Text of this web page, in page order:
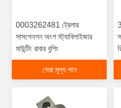
0003262481 ট্রেলার
সাসপেনশন অংশ স্ট্যাবিলাইজার
মাউন্টিং রাবার বুশিং
সেরা মূল্য পান